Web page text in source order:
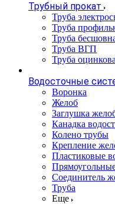
Трубный прокат
Труба
Труба
Труба
Труба ВГП
Труба
Водосточные
Воронка
Желоб
Заглушка
Канадка
Колено трубы
Крепление
Пластиковые
Соединитель
Труба
Еще